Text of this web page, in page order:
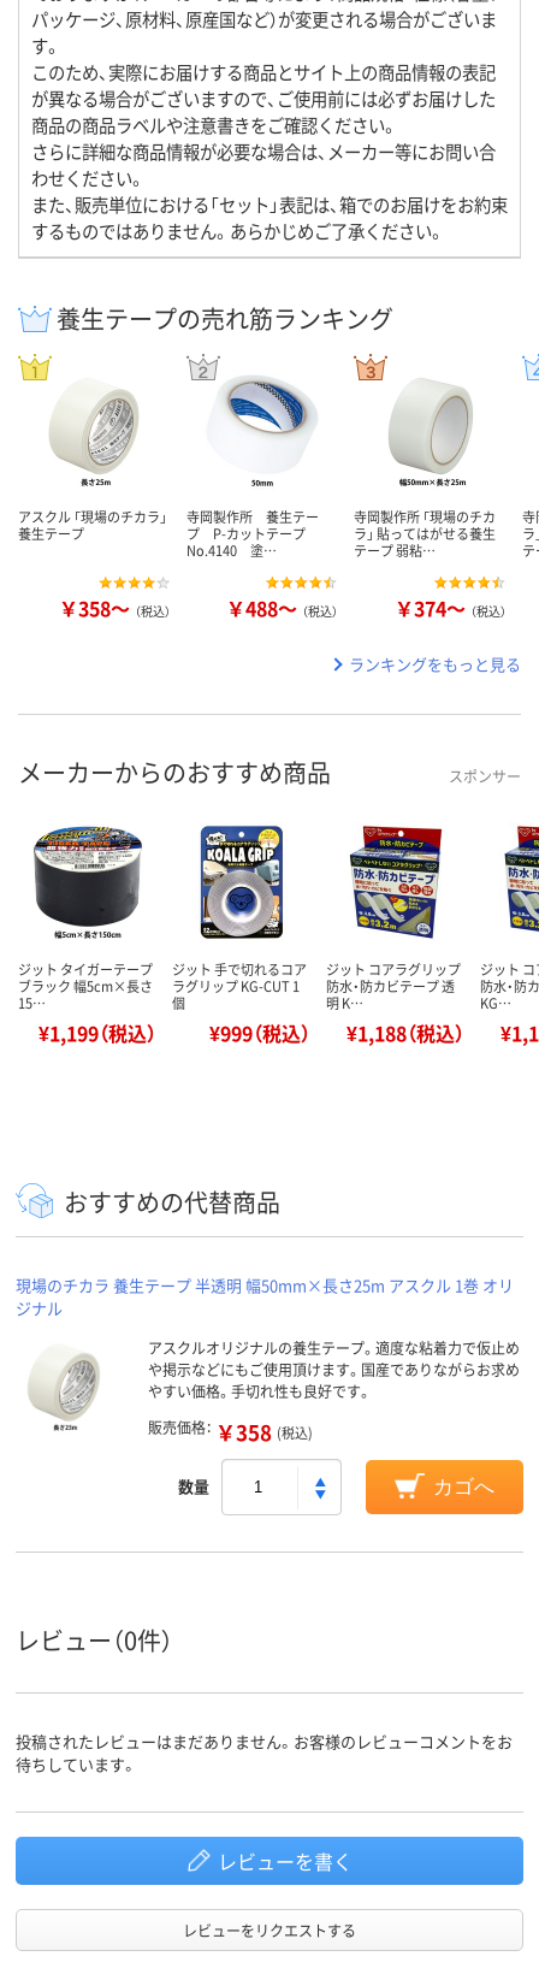
パッケージ、原材料、原産国など）が変更される場合がございま
す。
このため、実際にお届けする商品とサイト上の商品情報の表記
が異なる場合がございますので、ご使用前には必ずお届けした
商品の商品ラベルや注意書きをご確認ください。
さらに詳細な商品情報が必要な場合は、メーカー等にお問い合
わせください。
また、販売単位における「セット」表記は、箱でのお届けをお約束
するものではありません。あらかじめご了承ください。
養生テープの売れ筋ランキング
アスクル 「現場のチカラ」
養生テープ
￥358～ （税込）
寺岡製作所 養生テー
プ P-カットテープ
No.4140 塗…
￥488～ （税込）
寺岡製作所 「現場のチカ
ラ」 貼ってはがせる養生
テープ 弱粘…
￥374～ （税込）
寺
ラ
ランキングをもっと見る
メーカーからのおすすめ商品 スポンサー
ジット タイガーテープ
ブラック 幅5cm×長さ
15…
¥1,199（税込）
ジット 手で切れるコア
ラグリップ KG-CUT 1
個
¥999（税込）
ジット コアラグリップ
防水・防カビテープ 透
明 K…
¥1,188（税込）
ジット
防水・防
KG…
おすすめの代替商品
現場のチカラ 養生テープ 半透明 幅50mm×長さ25m アスクル 1巻 オリ
ジナル
アスクルオリジナルの養生テープ。適度な粘着力で仮止め
や掲示などにもご使用頂けます。国産でありながらお求め
やすい価格。手切れ性も良好です。
販売価格： ￥358 (税込)
数量 カゴへ
レビュー（0件）
投稿されたレビューはまだありません。お客様のレビューコメントをお
待ちしています。
レビューを書く
レビューをリクエストする